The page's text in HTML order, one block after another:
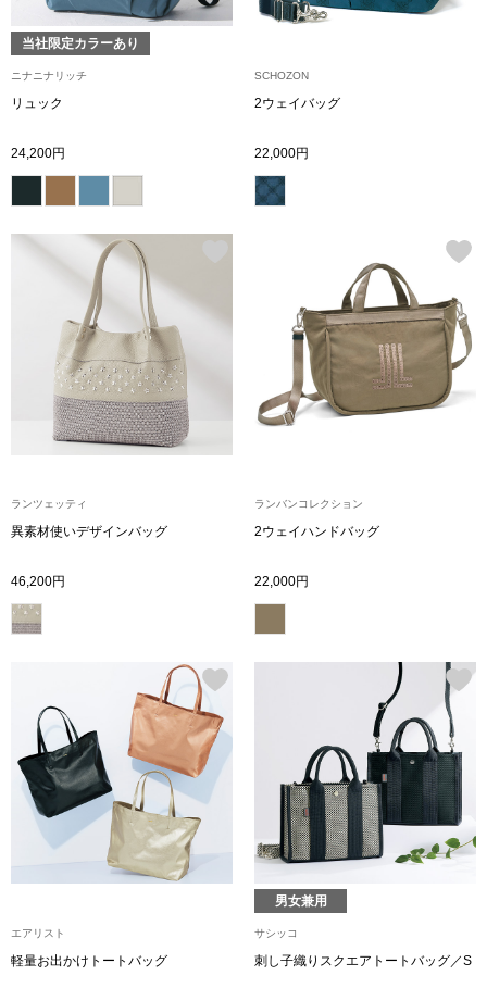
ダーウェア
アクセサリー
ン雑貨
Miss Kyouko／ミスキョウコ
ボディバッグ
シューズ
スリップオン
その他
財布／小物
財布／コイン
ポーチ
当社限定カラーあり
ニナニナリッチ
リュック
24,200円
SCHOZON
2ウェイバッグ
22,000円
ランツェッティ
異素材使いデザインバッグ
46,200円
ランバンコレクション
2ウェイハンドバッグ
22,000円
エアリスト
軽量お出かけトートバッグ
男女兼用
サシッコ
刺し子織りスクエアトートバッグ／S